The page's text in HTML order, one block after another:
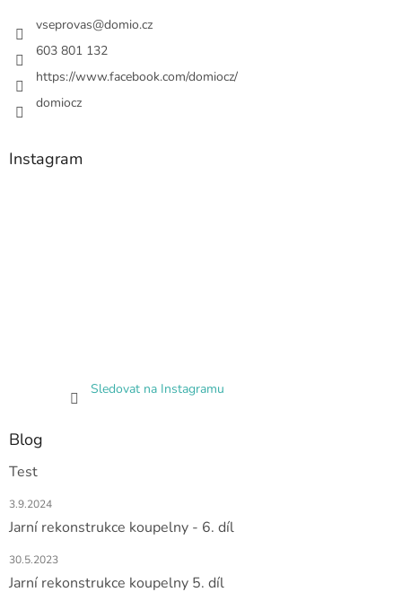
vseprovas@domio.cz
603 801 132
https://www.facebook.com/domiocz/
domiocz
Instagram
Sledovat na Instagramu
Blog
Test
3.9.2024
Jarní rekonstrukce koupelny - 6. díl
30.5.2023
Jarní rekonstrukce koupelny 5. díl